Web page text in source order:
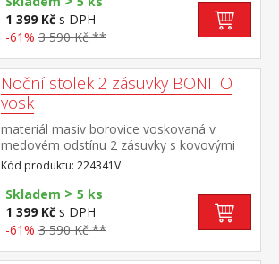
1 399 Kč s DPH
-61% 3 590 Kč **
Noční stolek 2 zásuvky BONITO
vosk
materiál masiv borovice voskovaná v
medovém odstínu 2 zásuvky s kovovými
pojezdy
Kód produktu: 224341V
Skladem > 5 ks
1 399 Kč s DPH
-61% 3 590 Kč **